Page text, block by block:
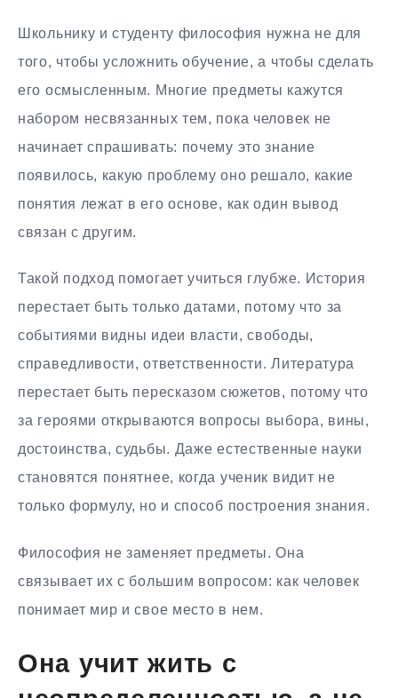
Школьнику и студенту философия нужна не для
того, чтобы усложнить обучение, а чтобы сделать
его осмысленным. Многие предметы кажутся
набором несвязанных тем, пока человек не
начинает спрашивать: почему это знание
появилось, какую проблему оно решало, какие
понятия лежат в его основе, как один вывод
связан с другим.
Такой подход помогает учиться глубже. История
перестает быть только датами, потому что за
событиями видны идеи власти, свободы,
справедливости, ответственности. Литература
перестает быть пересказом сюжетов, потому что
за героями открываются вопросы выбора, вины,
достоинства, судьбы. Даже естественные науки
становятся понятнее, когда ученик видит не
только формулу, но и способ построения знания.
Философия не заменяет предметы. Она
связывает их с большим вопросом: как человек
понимает мир и свое место в нем.
Она учит жить с